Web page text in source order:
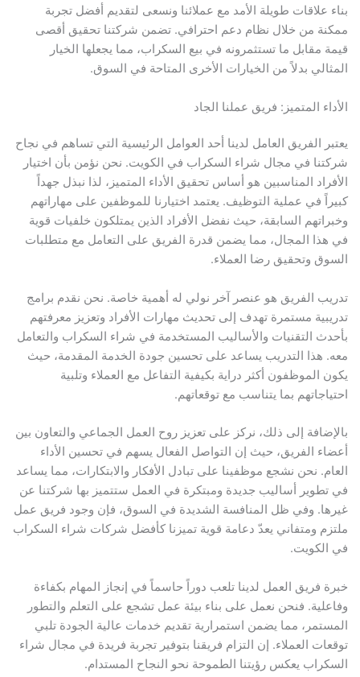
بناء علاقات طويلة الأمد مع عملائنا ونسعى لتقديم أفضل تجربة
ممكنة من خلال نظام دعم احترافي. تضمن شركتنا تحقيق أقصى
قيمة مقابل ما تستثمرونه في بيع السكراب، مما يجعلها الخيار
المثالي بدلاً من الخيارات الأخرى المتاحة في السوق.
الأداء المتميز: فريق عملنا الجاد
يعتبر الفريق العامل لدينا أحد العوامل الرئيسية التي تساهم في نجاح
شركتنا في مجال شراء السكراب في الكويت. نحن نؤمن بأن اختيار
الأفراد المناسبين هو أساس تحقيق الأداء المتميز، لذا نبذل جهداً
كبيراً في عملية التوظيف. يعتمد اختيارنا للموظفين على مهاراتهم
وخبراتهم السابقة، حيث نفضل الأفراد الذين يمتلكون خلفيات قوية
في هذا المجال، مما يضمن قدرة الفريق على التعامل مع متطلبات
السوق وتحقيق رضا العملاء.
تدريب الفريق هو عنصر آخر نولي له أهمية خاصة. نحن نقدم برامج
تدريبية مستمرة تهدف إلى تحديث مهارات الأفراد وتعزيز معرفتهم
بأحدث التقنيات والأساليب المستخدمة في شراء السكراب والتعامل
معه. هذا التدريب يساعد على تحسين جودة الخدمة المقدمة، حيث
يكون الموظفون أكثر دراية بكيفية التفاعل مع العملاء وتلبية
احتياجاتهم بما يتناسب مع توقعاتهم.
بالإضافة إلى ذلك، نركز على تعزيز روح العمل الجماعي والتعاون بين
أعضاء الفريق، حيث إن التواصل الفعال يسهم في تحسين الأداء
العام. نحن نشجع موظفينا على تبادل الأفكار والابتكارات، مما يساعد
في تطوير أساليب جديدة ومبتكرة في العمل ستتميز بها شركتنا عن
غيرها. وفي ظل المنافسة الشديدة في السوق، فإن وجود فريق عمل
ملتزم ومتفاني يعدّ دعامة قوية تميزنا كأفضل شركات شراء السكراب
في الكويت.
خبرة فريق العمل لدينا تلعب دوراً حاسماً في إنجاز المهام بكفاءة
وفاعلية. فنحن نعمل على بناء بيئة عمل تشجع على التعلم والتطور
المستمر، مما يضمن استمرارية تقديم خدمات عالية الجودة تلبي
توقعات العملاء. إن التزام فريقنا بتوفير تجربة فريدة في مجال شراء
السكراب يعكس رؤيتنا الطموحة نحو النجاح المستدام.